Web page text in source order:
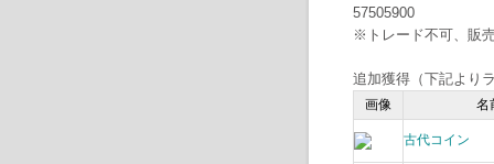
57505900
※トレード不可、販
追加獲得（下記より
画像 名
古代コイン